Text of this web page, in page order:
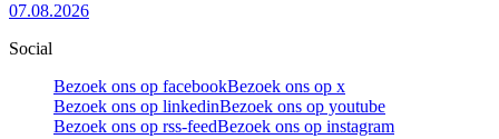
07.08.2026
Social
Bezoek ons op facebookBezoek ons op x
Bezoek ons op linkedinBezoek ons op youtube
Bezoek ons op rss-feedBezoek ons op instagram